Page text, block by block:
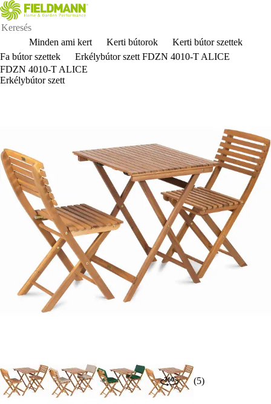
Minden ami kert Kerti bútorok
Kerti bútor szettek
Fa bútor szettek
Erkélybútor szett FDZN 4010-T ALICE
FDZN 4010-T ALICE
Erkélybútor szett
(5)